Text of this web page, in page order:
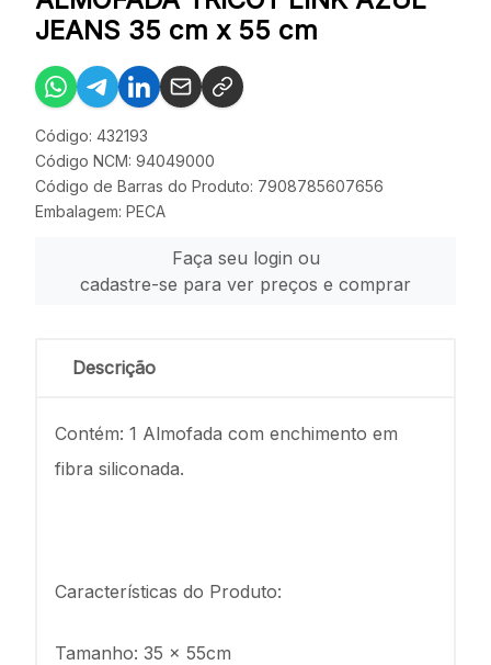
JEANS 35 cm x 55 cm
Código: 432193
Código NCM: 94049000
Código de Barras do Produto: 7908785607656
Embalagem: PECA
Faça seu login ou
cadastre-se para ver preços e comprar
Descrição
Contém: 1 Almofada com enchimento em
fibra siliconada.
Características do Produto:
Tamanho: 35 x 55cm